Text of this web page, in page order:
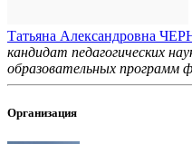
Татьяна Александровна
кандидат педагогических
образовательных программ
Организация